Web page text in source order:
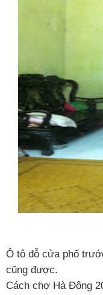
Ô tô đỗ cửa phố
cũng được.
Cách chợ Hà Đông